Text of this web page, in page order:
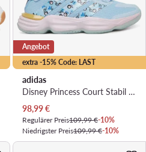
extra -15% Code: LAST
Angebot
adidas
Disney Princess Court Stabil Indoor Shoes KJ0656 · Hallenschuhe
Aktueller Preis
98,99€
Regulärer Preis109,99 €-10%
Niedrigster Preis109,99 €-10%